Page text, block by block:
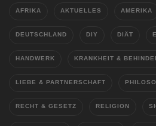
AFRIKA AKTUELLES AMERIKA
DEUTSCHLAND DIY DIÄT
HANDWERK KRANKHEIT &
LIEBE & PARTNERSCHAFT
RECHT & GESETZ RELIGION